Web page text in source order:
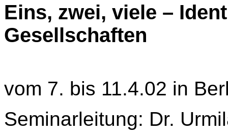
Eins, zwei, viele –
Gesellschaften
vom 7. bis 11.4.02 in
Seminarleitung: Dr.